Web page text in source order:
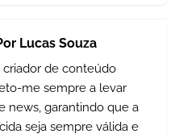
Lucas Souza
criador de conteúdo
me sempre a levar
news, garantindo que a
seja sempre válida e